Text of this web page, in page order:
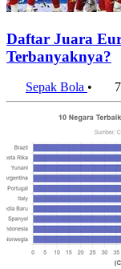
Daftar Juara
Terbanyaknya?
Sepak Bola •